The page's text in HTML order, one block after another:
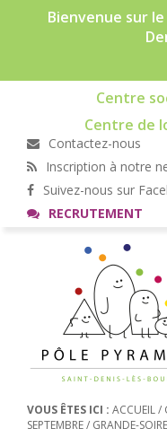
Bienvenue sur
Centre
Centre de
Contactez-nous
Inscription à notre
Suivez-nous sur
RECRUTEMENT
VOUS ÊTES ICI : ACCUEIL/
SEPTEMBRE/ GRANDE-